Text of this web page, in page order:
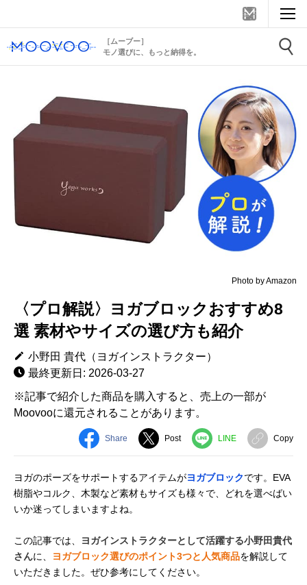
［ムーブー］
モノ選びに、もっと納得を。
Photo by Amazon
〈プロ解説〉ヨガブロックおすすめ8
選 素材やサイズの選び方も紹介
小野田 貴代（ヨガインストラクター）
最終更新日: 2026-03-27
※記事で紹介した商品を購入すると、売上の一部が
Moovooに還元されることがあります。
Share Post LINE Copy
ヨガのポーズをサポートするアイテムがヨガブロックです。EVA
樹脂やコルク、木製など素材もサイズも様々で、どれを選べばい
いか迷ってしまいますよね。
この記事では、
ヨガインストラクターとして活躍する小野田貴代
さんに、 ヨガブロック選びのポイント3つと人気商品を解説して
いただきました。ぜひ参考にしてください。